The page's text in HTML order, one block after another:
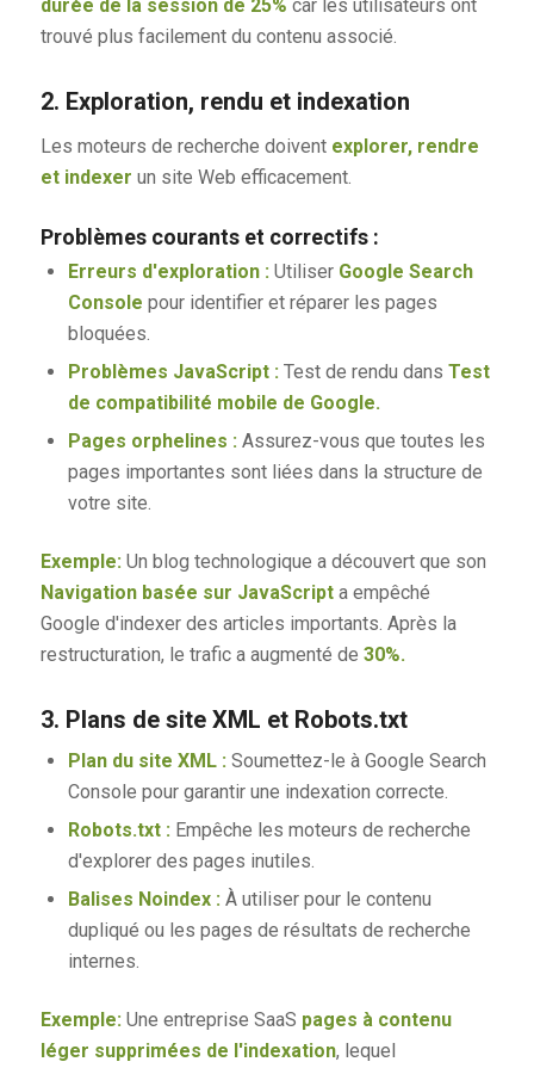
durée de la session de 25% car les utilisateurs ont
trouvé plus facilement du contenu associé.
2. Exploration, rendu et indexation
Les moteurs de recherche doivent explorer, rendre
et indexer un site Web efficacement.
Problèmes courants et correctifs :
Erreurs d'exploration : Utiliser Google Search
Console pour identifier et réparer les pages
bloquées.
Problèmes JavaScript : Test de rendu dans Test
de compatibilité mobile de Google.
Pages orphelines : Assurez-vous que toutes les
pages importantes sont liées dans la structure de
votre site.
Exemple: Un blog technologique a découvert que son
Navigation basée sur JavaScripta empêché
Google d'indexer des articles importants. Après la
restructuration, le trafic a augmenté de 30%.
3. Plans de site XML et Robots.txt
Plan du site XML : Soumettez-le à Google Search
Console pour garantir une indexation correcte.
Robots.txt : Empêche les moteurs de recherche
d'explorer des pages inutiles.
Balises Noindex : À utiliser pour le contenu
dupliqué ou les pages de résultats de recherche
internes.
Exemple: Une entreprise SaaS pages à contenu
léger supprimées de l'indexation, lequel